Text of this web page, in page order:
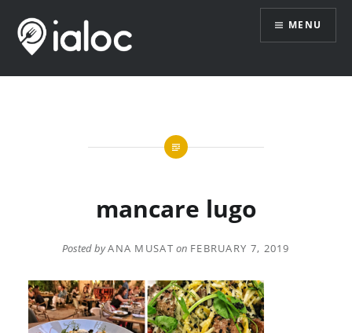
content
MENU
mancare lugo
Posted byANA MUSAT on FEBRUARY 7, 2019